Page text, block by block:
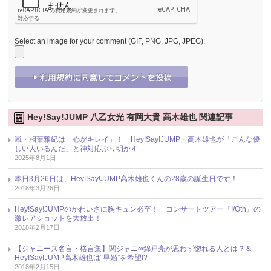
Select an image for your comment (GIF, PNG, JPG, JPEG):
Hey!Say!JUMP 八乙女光 有岡大貴 高木雄也 関連記事
嵐・相葉雅紀は「心がキレイ」！ Hey!Say!JUMP・高木雄也が「こんな優
しい人いるんだ」と神対応ぶり明かす
2025年8月1日
本日3月26日は、Hey!Say!JUMP高木雄也くんの28歳の誕生日です！
2018年3月26日
Hey!Say!JUMPのかわいさに胸キュン必至！ コンサートツアー『I/Oth』の
激レアショットを大放出！
2018年2月17日
【ジャニーズ名言・格言集】関ジャニ∞錦戸亮が思わず惚れる人とは？＆
Hey!Say!JUMP高木雄也は“早婚”を希望!?
2018年2月15日